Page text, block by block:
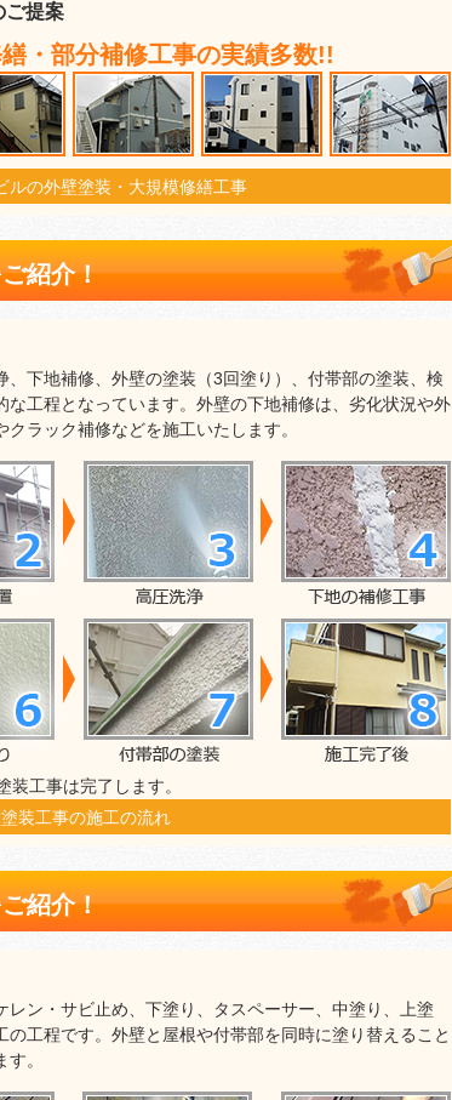
ご提案
・部分補修工事の実績多数!!
ルの外壁塗装・大規模修繕工事
紹介！
下地補修、外壁の塗装（3回塗り）、付帯部の塗装、検
工程となっています。外壁の下地補修は、劣化状況や外
ラック補修などを施工いたします。
工事は完了します。
装工事の施工の流れ
紹介！
ン・サビ止め、下塗り、タスペーサー、中塗り、上塗
工程です。外壁と屋根や付帯部を同時に塗り替えること
。